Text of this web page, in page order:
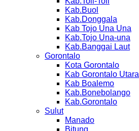
Kab.Buol
Kab.Donggala
Kab Tojo Una Una
Kab.Tojo Una-una
Kab.Banggai Laut
Gorontalo
Kota Gorontalo
Kab Gorontalo Utara
Kab Boalemo
Kab.Bonebolango
Kab.Gorontalo
Sulut
Manado
Bitung